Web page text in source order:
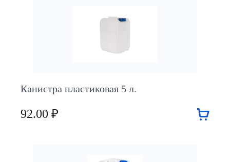
Канистра пластиковая 5 л.
92.00 ₽